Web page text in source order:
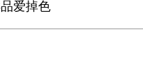
爱掉色